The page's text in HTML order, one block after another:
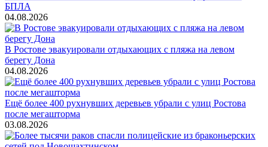
БПЛА
04.08.2026
В Ростове эвакуировали отдыхающих с пляжа на левом
берегу Дона
04.08.2026
Ещё более 400 рухнувших деревьев убрали с улиц Ростова
после мегашторма
03.08.2026